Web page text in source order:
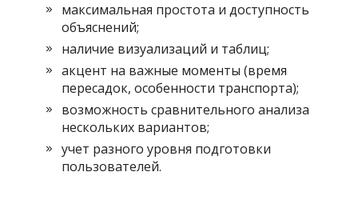
максимальная простота и доступность
объяснений;
наличие визуализаций и таблиц;
акцент на важные моменты (время
пересадок, особенности транспорта);
возможность сравнительного анализа
нескольких вариантов;
учет разного уровня подготовки
пользователей.